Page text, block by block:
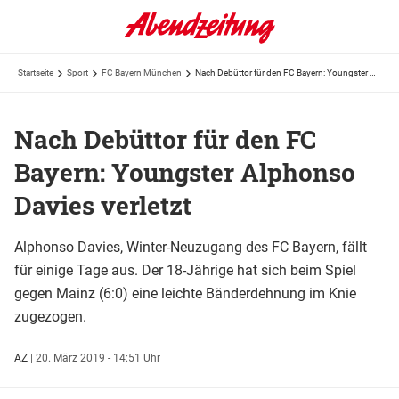
Startseite Sport FC Bayern München
Nach Debüttor für den FC
Bayern: Youngster Alphonso
Davies verletzt
Alphonso Davies, Winter-Neuzugang des FC Bayern, fällt
für einige Tage aus. Der 18-Jährige hat sich beim Spiel
gegen Mainz (6:0) eine leichte Bänderdehnung im Knie
zugezogen.
AZ | 20. März 2019 - 14:51 Uhr